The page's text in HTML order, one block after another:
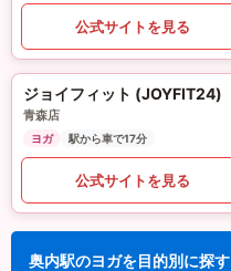
公式サイトを見る
ジョイフィット (JOYFIT24)
青森店
ヨガ 駅から車で17分
公式サイトを見る
奥内駅のヨガを目的別に探す